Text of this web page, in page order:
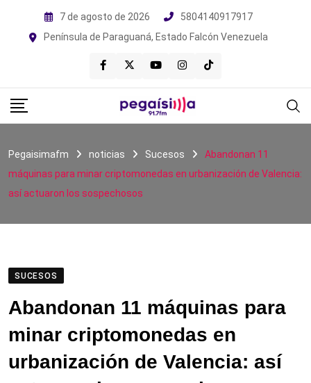
7 de agosto de 2026
5804140917917
Península de Paraguaná, Estado Falcón Venezuela
Pegaisimafm noticias Sucesos
Abandonan 11
máquinas para minar criptomonedas en urbanización de Valencia:
así actuaron los sospechosos
SUCESOS
Abandonan 11 máquinas para
minar criptomonedas en
urbanización de Valencia: así